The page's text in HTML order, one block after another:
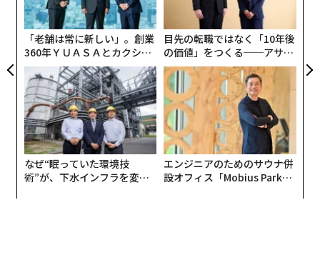
「老舗は常に新しい」。創業
360年ＹＵＡＳＡとカクシン
CEO田尻望が語る、AIを超え
る人の価値
目先の転職ではなく「10年後
の価値」をつくる──アサイ
ンの長期伴走型支援とは
なぜ“眠っていた環境技
術”が、下水インフラを変え
エンジニアのためのサウナ併
設オフィス「Mobius Park」